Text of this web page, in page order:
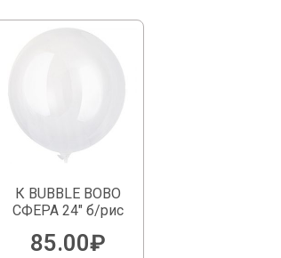
К BUBBLE BOBO
СФЕРА 24″ б/рис
85.00₽